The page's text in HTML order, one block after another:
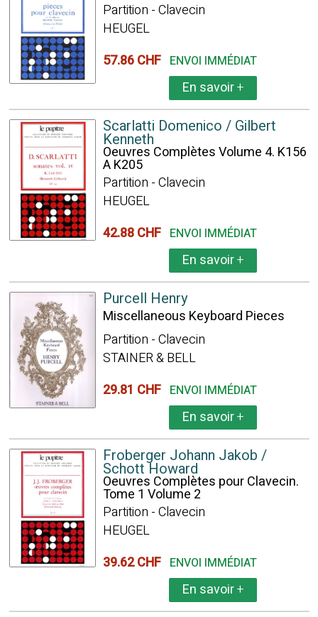
Partition - Clavecin
HEUGEL
57.86 CHF ENVOI IMMÉDIAT
En savoir+
Scarlatti Domenico / Gilbert
Kenneth
Oeuvres Complètes Volume 4. K156
A K205
Partition - Clavecin
HEUGEL
42.88 CHF ENVOI IMMÉDIAT
En savoir+
Purcell Henry
Miscellaneous Keyboard Pieces
Partition - Clavecin
STAINER & BELL
29.81 CHF ENVOI IMMÉDIAT
En savoir+
Froberger Johann Jakob /
Schott Howard
Oeuvres Complètes pour Clavecin.
Tome 1 Volume 2
Partition - Clavecin
HEUGEL
39.62 CHF ENVOI IMMÉDIAT
En savoir+